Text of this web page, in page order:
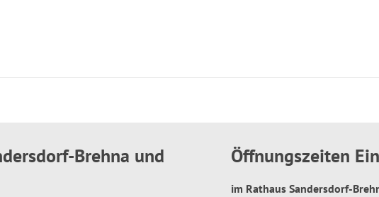
Brehna und
Öffnungszeiten
im Rathaus Sandersdorf-